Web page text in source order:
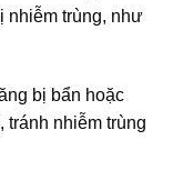
nhiễm trùng, như
bị bẩn hoặc
nhiễm trùng